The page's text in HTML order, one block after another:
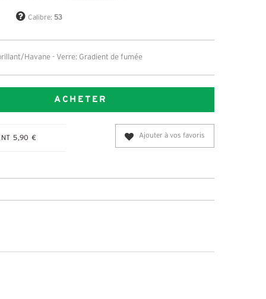
Calibre: 53
Havane - Verre: Gradient de fumée
ACHETER
5,90 € Ajouter à vos favoris